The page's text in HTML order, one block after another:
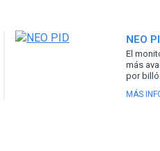
NEO
El
más
por
MÁS